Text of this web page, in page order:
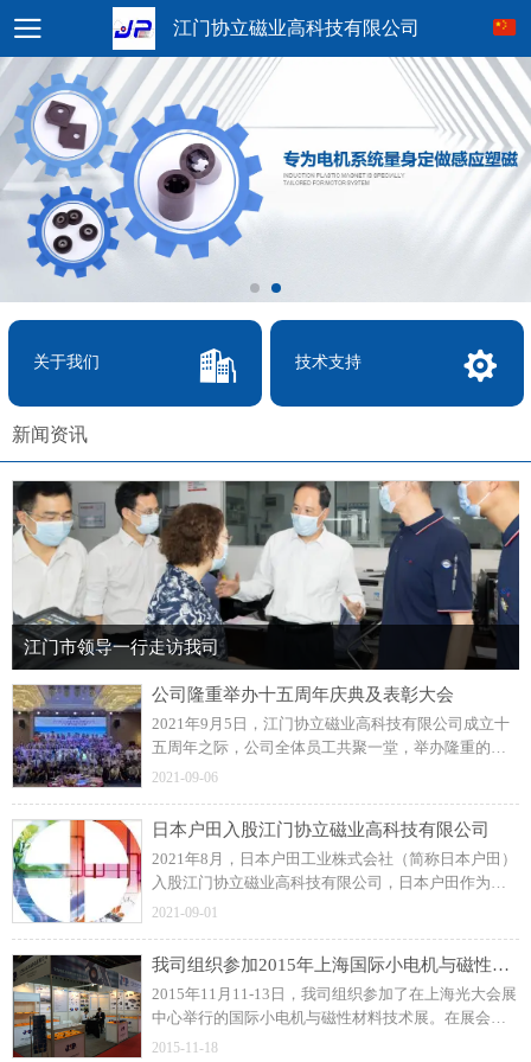
江门协立磁业高科技有限公司
关于我们 技术支持
新闻资讯
江门市领导一行走访我司
公司隆重举办十五周年庆典及表彰大会
2021年9月5日，江门协立磁业高科技有限公司成立十
五周年之际，公司全体员工共聚一堂，举办隆重的周
年庆典及表彰大会！展望未来，协立公司更加坚定信
2021-09-06
日本户田入股江门协立磁业高科技有限公司
2021年8月，日本户田工业株式会社（简称日本户田）
入股江门协立磁业高科技有限公司，日本户田作为公
司磁粒料的供应商，此前建立了良好的长期合作关
2021-09-01
我司组织参加2015年上海国际小电机与磁性材料技术展
2015年11月11-13日，我司组织参加了在上海光大会展
中心举行的国际小电机与磁性材料技术展。在展会
上，我司与众多国内外汽车零部件、工业控制类和家
2015-11-18